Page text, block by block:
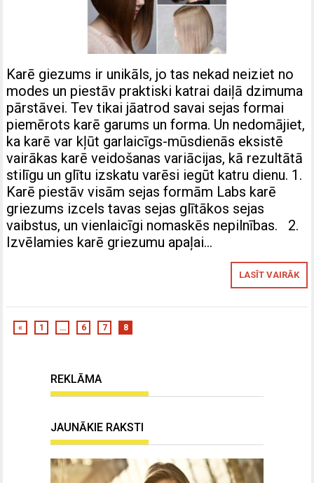
Karē giezums ir unikāls, jo tas nekad neiziet no
modes un piestāv praktiski katrai daiļā dzimuma
pārstāvei. Tev tikai jāatrod savai sejas formai
piemērots karē garums un forma. Un nedomājiet,
ka karē var kļūt garlaicīgs-mūsdienās eksistē
vairākas karē veidošanas variācijas, kā rezultātā
stilīgu un glītu izskatu varēsi iegūt katru dienu. 1.
Karē piestāv visām sejas formām Labs karē
griezums izcels tavas sejas glītākos sejas
vaibstus, un vienlaicīgi nomaskēs nepilnības. 2.
Izvēlamies karē griezumu apaļai…
LASĪT VAIRĀK
« 1 … 6 7 8
REKLĀMA
JAUNĀKIE RAKSTI